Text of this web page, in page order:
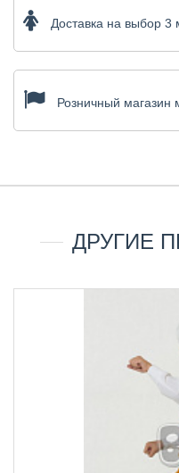
Доставка на выбор 3
Розничный
ДРУГИЕ